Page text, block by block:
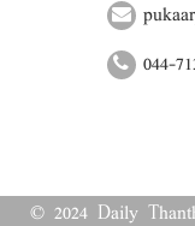
044-
© 2024 Daily